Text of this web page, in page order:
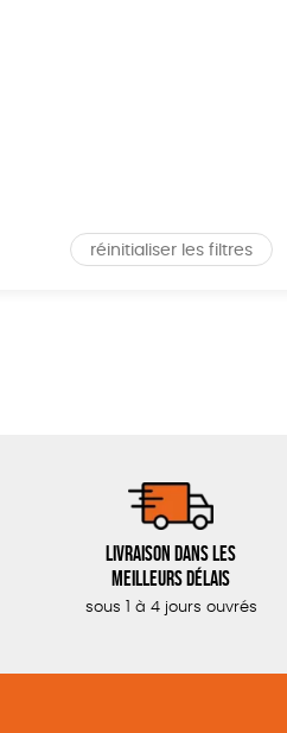
réinitialiser les filtres
Livraison dans les
meilleurs délais
sous 1 à 4 jours ouvrés